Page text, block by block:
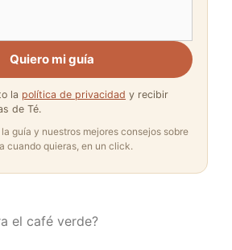
Quiero mi guía
la política de privacidad y recibir
de Té.
guía y nuestros mejores consejos sobre
cuando quieras, en un click.
el café verde?